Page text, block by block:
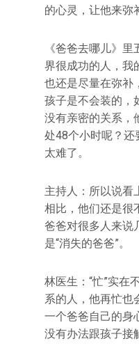
的心灵，让他来弥
《爸爸去哪儿》
界很成功的人，我
也还是尽量在弥补
孩子是不会装的，
没有亲密的关系，
处48个小时呢？还
太难了。
主持人：所以说看
相比，他们还是很
爸爸对很多人来说
是“消失的爸爸”。
林医生：“忙”实在
系的人，他再忙也
一个爸爸自己的身
没有办法跟孩子接